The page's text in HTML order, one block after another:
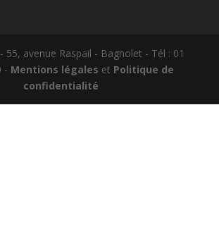
55, avenue Raspail - Bagnolet - Tél : 01
- Mentions légales et Politique de
confidentialité